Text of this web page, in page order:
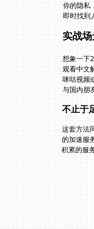
即时找到
实战
想象一下
观看中文
咪咕视频
与国内朋
不止于
这套方法
的加速服
积累的服